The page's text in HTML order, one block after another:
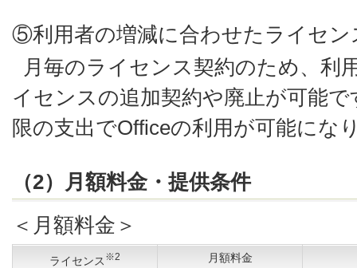
⑤利用者の増減に合わせたライセン
月毎のライセンス契約のため、利
イセンスの追加契約や廃止が可能
限の支出でOfficeの利用が可能にな
（2）月額料金・提供条件
＜月額料金＞
ライセンス ※2 月額料金